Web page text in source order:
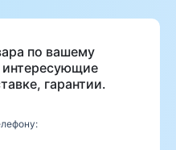
по вашему
интересующие
гарантии.